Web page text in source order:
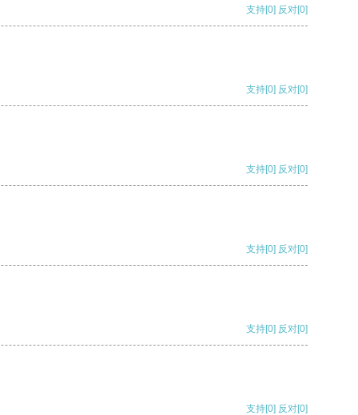
支持[0] 反对[0]
支持[0] 反对[0]
支持[0] 反对[0]
支持[0] 反对[0]
支持[0] 反对[0]
支持[0] 反对[0]